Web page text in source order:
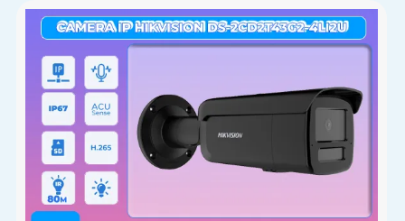
khuôn mặt lên đến 5 khuôn mặt cùng 1 thời điểm